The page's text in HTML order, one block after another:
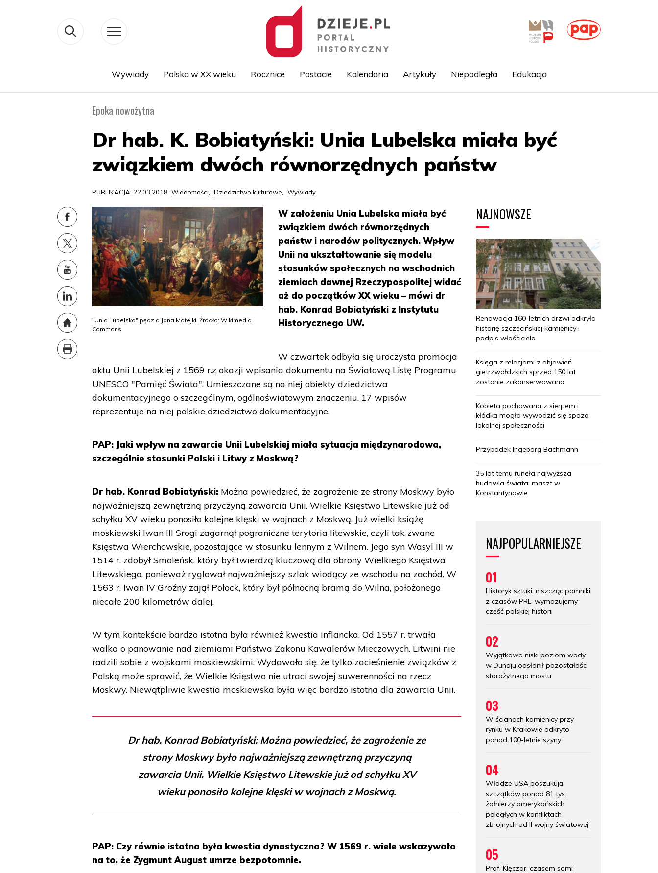
Wywiady Polska w XX wieku Rocznice Postacie Kalendaria Artykuły Niepodległa Edukacja
Epoka nowożytna
Dr hab. K. Bobiatyński: Unia Lubelska miała być
związkiem dwóch równorzędnych państw
PUBLIKACJA: 22.03.2018 Wiadomości, Dziedzictwo kulturowe, Wywiady
"Unia Lubelska" pędzla Jana Matejki. Źródło: Wikimedia
Commons
W założeniu Unia Lubelska miała być
związkiem dwóch równorzędnych
państw i narodów politycznych. Wpływ
Unii na ukształtowanie się modelu
stosunków społecznych na wschodnich
ziemiach dawnej Rzeczypospolitej widać
aż do początków XX wieku – mówi dr
hab. Konrad Bobiatyński z Instytutu
Historycznego UW.
W czwartek odbyła się uroczysta promocja
aktu Unii Lubelskiej z 1569 r.z okazji wpisania dokumentu na Światową Listę Programu
UNESCO "Pamięć Świata". Umieszczane są na niej obiekty dziedzictwa
dokumentacyjnego o szczególnym, ogólnoświatowym znaczeniu. 17 wpisów
reprezentuje na niej polskie dziedzictwo dokumentacyjne.
PAP: Jaki wpływ na zawarcie Unii Lubelskiej miała sytuacja międzynarodowa,
szczególnie stosunki Polski i Litwy z Moskwą?
Dr hab. Konrad Bobiatyński: Można powiedzieć, że zagrożenie ze strony Moskwy było
najważniejszą zewnętrzną przyczyną zawarcia Unii. Wielkie Księstwo Litewskie już od
schyłku XV wieku ponosiło kolejne klęski w wojnach z Moskwą. Już wielki książę
moskiewski Iwan III Srogi zagarnął pograniczne terytoria litewskie, czyli tak zwane
Księstwa Wierchowskie, pozostające w stosunku lennym z Wilnem. Jego syn Wasyl III w
1514 r. zdobył Smoleńsk, który był twierdzą kluczową dla obrony Wielkiego Księstwa
Litewskiego, ponieważ ryglował najważniejszy szlak wiodący ze wschodu na zachód. W
1563 r. Iwan IV Groźny zajął Połock, który był północną bramą do Wilna, położonego
niecałe 200 kilometrów dalej.
W tym kontekście bardzo istotna była również kwestia inflancka. Od 1557 r. trwała
walka o panowanie nad ziemiami Państwa Zakonu Kawalerów Mieczowych. Litwini nie
radzili sobie z wojskami moskiewskimi. Wydawało się, że tylko zacieśnienie związków z
Polską może sprawić, że Wielkie Księstwo nie utraci swojej suwerenności na rzecz
Moskwy. Niewątpliwie kwestia moskiewska była więc bardzo istotna dla zawarcia Unii.
Dr hab. Konrad Bobiatyński: Można powiedzieć, że zagrożenie ze
strony Moskwy było najważniejszą zewnętrzną przyczyną
zawarcia Unii. Wielkie Księstwo Litewskie już od schyłku XV
wieku ponosiło kolejne klęski w wojnach z Moskwą.
PAP: Czy równie istotna była kwestia dynastyczna? W 1569 r. wiele wskazywało
na to, że Zygmunt August umrze bezpotomnie.
NAJNOWSZE
Renowacja 160-letnich drzwi odkryła
historię szczecińskiej kamienicy i
podpis właściciela
Księga z relacjami z objawień
gietrzwałdzkich sprzed 150 lat
zostanie zakonserwowana
Kobieta pochowana z sierpem i
kłódką mogła wywodzić się spoza
lokalnej społeczności
Przypadek Ingeborg Bachmann
35 lat temu runęła najwyższa
budowla świata: maszt w
Konstantynowie
NAJPOPULARNIEJSZE
01
Historyk sztuki: niszcząc pomniki
z czasów PRL, wymazujemy
część polskiej historii
02
Wyjątkowo niski poziom wody
w Dunaju odsłonił pozostałości
starożytnego mostu
03
W ścianach kamienicy przy
rynku w Krakowie odkryto
ponad 100-letnie szyny
04
Władze USA poszukują
szczątków ponad 81 tys.
żołnierzy amerykańskich
poległych w konfliktach
zbrojnych od II wojny światowej
05
Prof. Klęczar: czasem sami